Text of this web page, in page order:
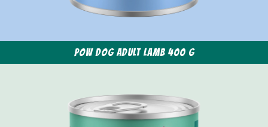
POW Dog Adult Lamb 400 g